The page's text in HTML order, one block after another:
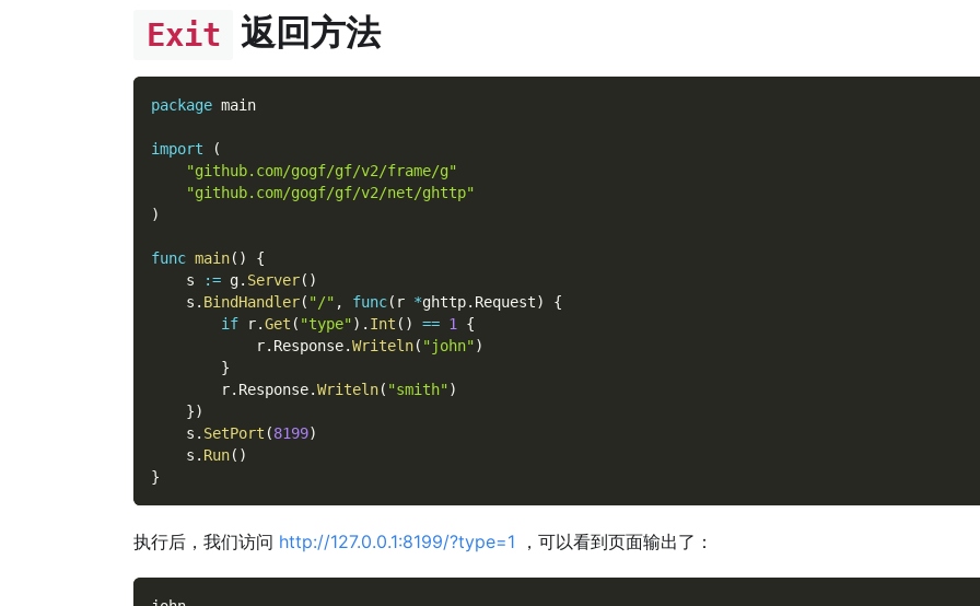
Exit 返回方法
package main
import
(
"github.com/gogf/gf/v2/frame/g"
"github.com/gogf/gf/v2/net/ghttp"
)
func main( )
{
    s
:= g. Server( )
    s
. BindHandler( "/" , func( r *ghttp. Request)
{
if r.Get ( "type") . Int ( ) == 1
{
            r
. Response.Writeln( "john")
}
        r
. Response.Writeln( "smith")
})
    s
. SetPort (8199)
    s
. Run( )
}
执行后，我们访问 http://127.0.0.1:8199/?type=1 ，可以看到页面输出了：